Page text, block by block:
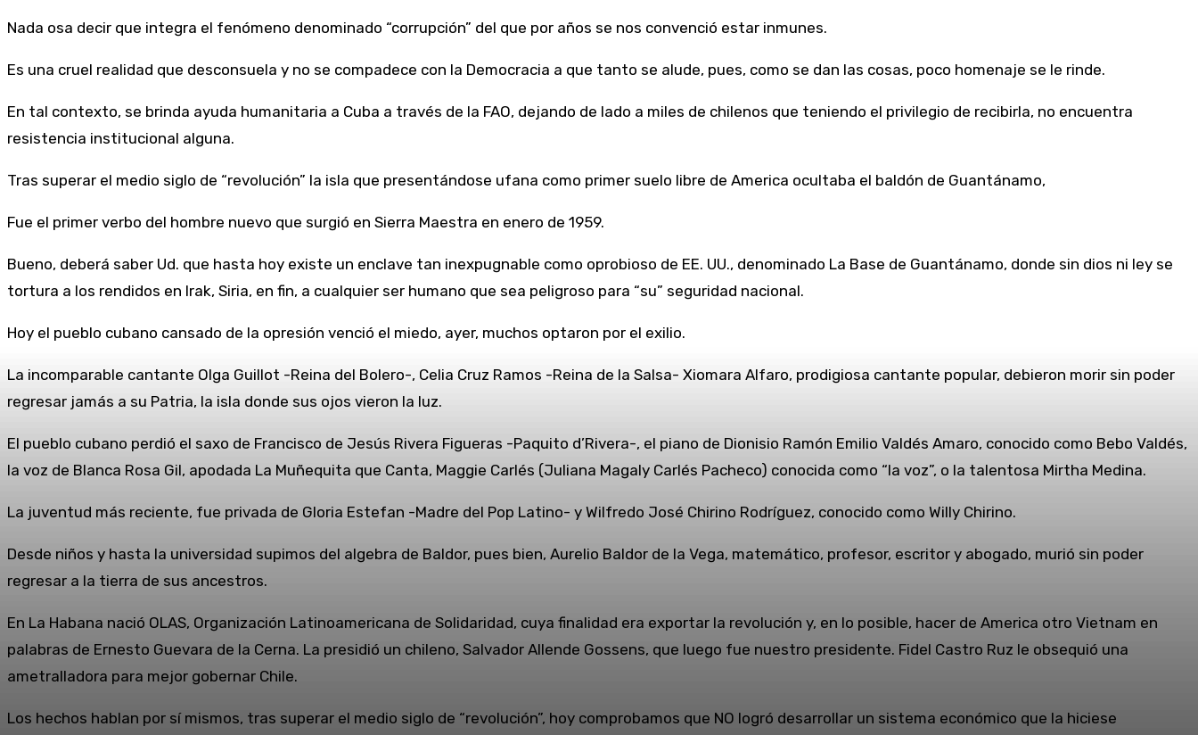
Nada osa decir que integra el fenómeno denominado “corrupción” del que por años se nos convenció estar inmunes.
Es una cruel realidad que desconsuela y no se compadece con la Democracia a que tanto se alude, pues, como se dan las cosas, poco homenaje se le rinde.
En tal contexto, se brinda ayuda humanitaria a Cuba a través de la FAO, dejando de lado a miles de chilenos que teniendo el privilegio de recibirla, no encuentra
resistencia institucional alguna.
Tras superar el medio siglo de “revolución” la isla que presentándose ufana como primer suelo libre de America ocultaba el baldón de Guantánamo,
Fue el primer verbo del hombre nuevo que surgió en Sierra Maestra en enero de 1959.
Bueno, deberá saber Ud. que hasta hoy existe un enclave tan inexpugnable como oprobioso de EE. UU., denominado La Base de Guantánamo, donde sin dios ni ley se
tortura a los rendidos en Irak, Siria, en fin, a cualquier ser humano que sea peligroso para “su” seguridad nacional.
Hoy el pueblo cubano cansado de la opresión venció el miedo, ayer, muchos optaron por el exilio.
La incomparable cantante Olga Guillot -Reina del Bolero-, Celia Cruz Ramos -Reina de la Salsa- Xiomara Alfaro, prodigiosa cantante popular, debieron morir sin poder
regresar jamás a su Patria, la isla donde sus ojos vieron la luz.
El pueblo cubano perdió el saxo de Francisco de Jesús Rivera Figueras -Paquito d’Rivera-, el piano de Dionisio Ramón Emilio Valdés Amaro, conocido como Bebo Valdés,
la voz de Blanca Rosa Gil, apodada La Muñequita que Canta, Maggie Carlés (Juliana Magaly Carlés Pacheco) conocida como “la voz”, o la talentosa Mirtha Medina.
La juventud más reciente, fue privada de Gloria Estefan -Madre del Pop Latino- y Wilfredo José Chirino Rodríguez, conocido como Willy Chirino.
Desde niños y hasta la universidad supimos del algebra de Baldor, pues bien, Aurelio Baldor de la Vega, matemático, profesor, escritor y abogado, murió sin poder
regresar a la tierra de sus ancestros.
En La Habana nació OLAS, Organización Latinoamericana de Solidaridad, cuya finalidad era exportar la revolución y, en lo posible, hacer de America otro Vietnam en
palabras de Ernesto Guevara de la Cerna. La presidió un chileno, Salvador Allende Gossens, que luego fue nuestro presidente. Fidel Castro Ruz le obsequió una
ametralladora para mejor gobernar Chile.
Los hechos hablan por sí mismos, tras superar el medio siglo de “revolución”, hoy comprobamos que NO logró desarrollar un sistema económico que la hiciese